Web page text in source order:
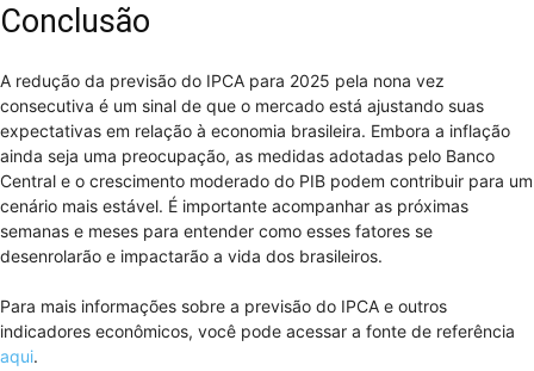
Conclusão
A redução da previsão do IPCA para 2025 pela nona vez
consecutiva é um sinal de que o mercado está ajustando suas
expectativas em relação à economia brasileira. Embora a inflação
ainda seja uma preocupação, as medidas adotadas pelo Banco
Central e o crescimento moderado do PIB podem contribuir para um
cenário mais estável. É importante acompanhar as próximas
semanas e meses para entender como esses fatores se
desenrolarão e impactarão a vida dos brasileiros.
Para mais informações sobre a previsão do IPCA e outros
indicadores econômicos, você pode acessar a fonte de referência
aqui.